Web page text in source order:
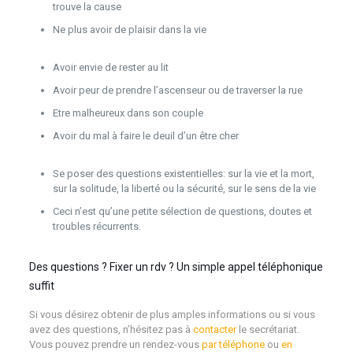
trouve la cause
Ne plus avoir de plaisir dans la vie
Avoir envie de rester au lit
Avoir peur de prendre l’ascenseur ou de traverser la rue
Etre malheureux dans son couple
Avoir du mal à faire le deuil d’un être cher
Se poser des questions existentielles: sur la vie et la mort,
sur la solitude, la liberté ou la sécurité, sur le sens de la vie
Ceci n’est qu’une petite sélection de questions, doutes et
troubles récurrents.
Des questions ? Fixer un rdv ? Un simple appel téléphonique
suffit
Si vous désirez obtenir de plus amples informations ou si vous
avez des questions, n’hésitez pas à contacterle secrétariat.
Vous pouvez prendre un rendez-vous par téléphoneou en